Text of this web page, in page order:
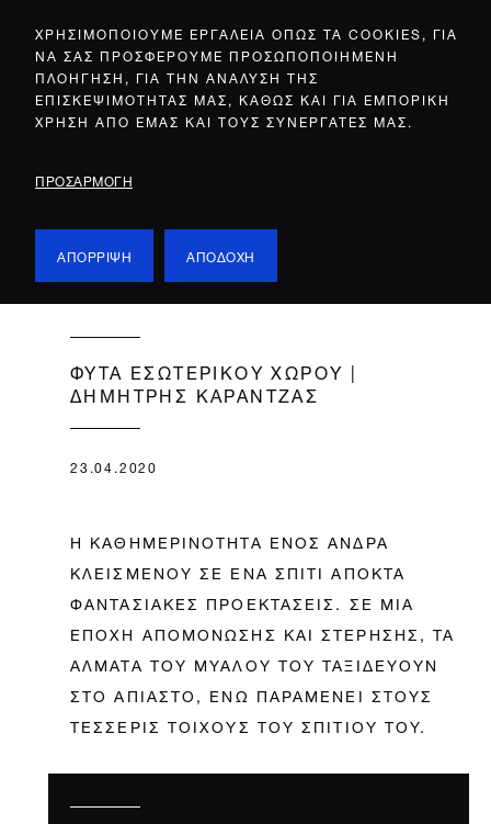
ΧΡΗΣΙΜΟΠΟΙΟΥΜΕ ΕΡΓΑΛΕΙΑ ΟΠΩΣ ΤΑ COOKIES, ΓΙΑ
ΝΑ ΣΑΣ ΠΡΟΣΦΕΡΟΥΜΕ ΠΡΟΣΩΠΟΠΟΙΗΜΕΝΗ
ΠΛΟΗΓΗΣΗ, ΓΙΑ ΤΗΝ ΑΝΑΛΥΣΗ ΤΗΣ
ΕΠΙΣΚΕΨΙΜΟΤΗΤΑΣ ΜΑΣ, ΚΑΘΩΣ ΚΑΙ ΓΙΑ ΕΜΠΟΡΙΚΗ
ΧΡΗΣΗ ΑΠΟ ΕΜΑΣ ΚΑΙ ΤΟΥΣ ΣΥΝΕΡΓΑΤΕΣ ΜΑΣ.
ΠΡΟΣΑΡΜΟΓΗ
ΑΠΟΡΡΙΨΗ ΑΠΟΔΟΧΗ
ΦΥΤΑ ΕΣΩΤΕΡΙΚΟΥ ΧΩΡΟΥ |
ΔΗΜΗΤΡΗΣ ΚΑΡΑΝΤΖΑΣ
23.04.2020
Η ΚΑΘΗΜΕΡΙΝΟΤΗΤΑ ΕΝΟΣ ΑΝΔΡΑ
ΚΛΕΙΣΜΕΝΟΥ ΣΕ ΕΝΑ ΣΠΙΤΙ ΑΠΟΚΤΑ
ΦΑΝΤΑΣΙΑΚΕΣ ΠΡΟΕΚΤΑΣΕΙΣ. ΣΕ ΜΙΑ
ΕΠΟΧΗ ΑΠΟΜΟΝΩΣΗΣ ΚΑΙ ΣΤΕΡΗΣΗΣ, ΤΑ
ΑΛΜΑΤΑ ΤΟΥ ΜΥΑΛΟΥ ΤΟΥ ΤΑΞΙΔΕΥΟΥΝ
ΣΤΟ ΑΠΙΑΣΤΟ, ΕΝΩ ΠΑΡΑΜΕΝΕΙ ΣΤΟΥΣ
ΤΕΣΣΕΡΙΣ ΤΟΙΧΟΥΣ ΤΟΥ ΣΠΙΤΙΟΥ ΤΟΥ.